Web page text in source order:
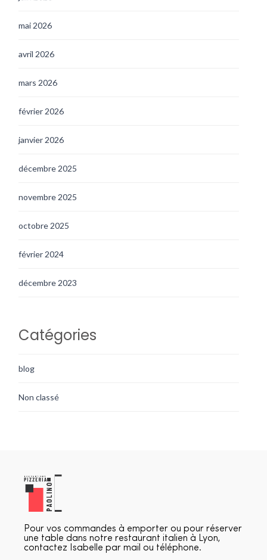
mai 2026
avril 2026
mars 2026
février 2026
janvier 2026
décembre 2025
novembre 2025
octobre 2025
février 2024
décembre 2023
Catégories
blog
Non classé
Pour vos commandes à emporter ou pour réserver
une table dans notre restaurant italien à Lyon,
contactez Isabelle par mail ou téléphone.